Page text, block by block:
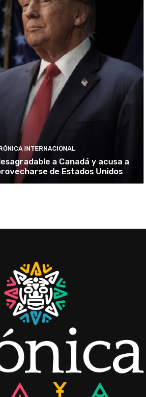
INTERNACIONAL
a Canadá y acusa a
de Estados Unidos